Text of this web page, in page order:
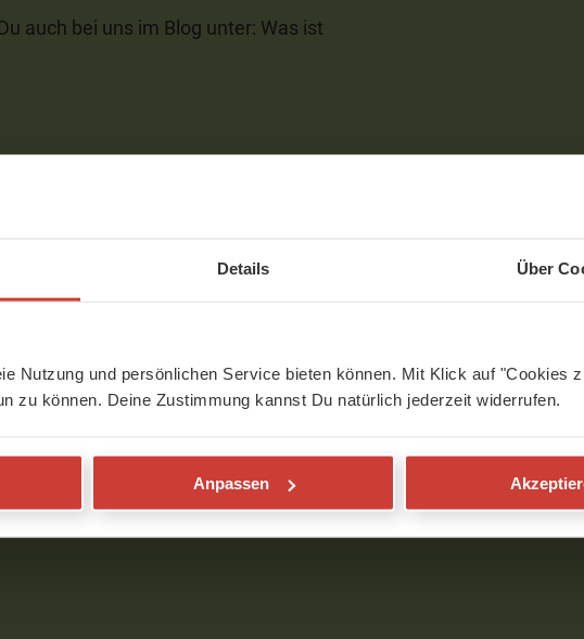
Details Über
Nutzung und persönlichen Service bieten können. Mit Klick auf "Cookies
zu können. Deine Zustimmung kannst Du natürlich jederzeit widerrufen.
Anpassen
auch bei uns im Blog unter: Was ist